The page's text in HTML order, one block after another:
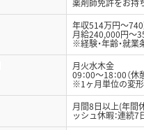
薬剤師免許をお持
年収514万円～
月給240,000円～
※経験・年齢・就
月火水木金
09：00～18：00（
※1ヶ月単位の変
月間8日以上(年
ッシュ休暇：連